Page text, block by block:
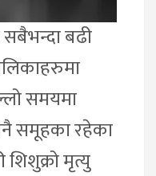
सबैभन्दा बढी
समयमा
समूहका रहेका
मृत्यु